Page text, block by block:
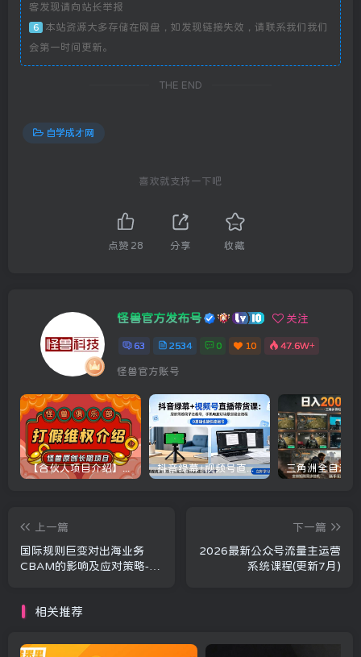
客发现请向站长举报
6
本站资源大多存储在网盘，如发现链接失效，请联系我们我们
会第一时间更新。
THE END
自学成才网
喜欢就支持一下吧
点赞 28 分享 收藏
怪兽官方发布号 关注
63 2534 0 10 47.6W+
怪兽官方账号
【合伙人项目介绍】打假维权项目介绍 抖音绿幕+视频号直播带货课：居家照着稿子念起号，手机电脑双场景搭建全流程
上一篇
国际规则巨变对出海业务
CBAM的影响及应对策略-7
下一篇
2026最新公众号流量主运营
系统课程(更新7月)
相关推荐